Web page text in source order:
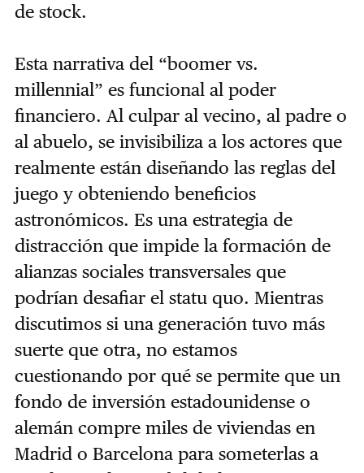
de stock.
Esta narrativa del “boomer vs.
millennial” es funcional al poder
financiero. Al culpar al vecino, al padre o
al abuelo, se invisibiliza a los actores que
realmente están diseñando las reglas del
juego y obteniendo beneficios
astronómicos. Es una estrategia de
distracción que impide la formación de
alianzas sociales transversales que
podrían desafiar el statu quo. Mientras
discutimos si una generación tuvo más
suerte que otra, no estamos
cuestionando por qué se permite que un
fondo de inversión estadounidense o
alemán compre miles de viviendas en
Madrid o Barcelona para someterlas a